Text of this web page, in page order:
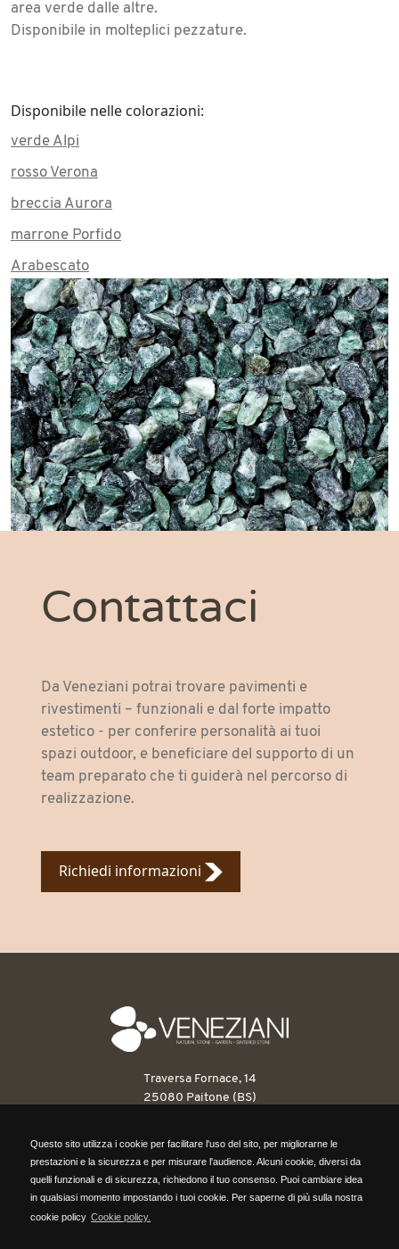
Questo sito utilizza i cookie per facilitare l'uso del sito, per migliorarne le
prestazioni e la sicurezza e per misurare l'audience. Alcuni cookie, diversi da
quelli funzionali e di sicurezza, richiedono il tuo consenso. Puoi cambiare idea
in qualsiasi momento impostando i tuoi cookie. Per saperne di più sulla nostra
Questo sito utilizza i cookie per facilitare l'uso del sito, per migliorarne le
prestazioni e la sicurezza e per misurare l'audience. Alcuni cookie, diversi da
quelli funzionali e di sicurezza, richiedono il tuo consenso. Puoi cambiare idea
in qualsiasi momento impostando i tuoi cookie. Per saperne di più sulla nostra
cookie policy Cookie policy.
area verde dalle altre.
Disponibile in molteplici pezzature.
Disponibile nelle colorazioni:
verde Alpi
rosso Verona
breccia Aurora
marrone Porfido
Arabescato
Tassos White
nero Ebano
giallo Mori
bianco Carrara
Botticino
rosa Corallo
giallo Siena
grigio cenere
breccia Penice
bianco Verona
Granito
rouge Royale
Contattaci
Da Veneziani potrai trovare pavimenti e
rivestimenti – funzionali e dal forte impatto
estetico - per conferire personalità ai tuoi
spazi outdoor, e beneficiare del supporto di un
team preparato che ti guiderà nel percorso di
realizzazione.
Richiedi informazioni
Traversa Fornace, 14
25080 Paitone (BS)